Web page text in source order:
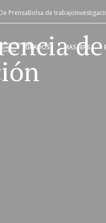
GRADOS MASTERS
PrensaBolsa de trabajo